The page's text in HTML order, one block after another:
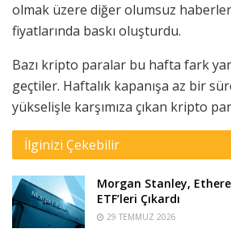
olmak üzere diğer olumsuz
fiyatlarında baskı oluşturdu.
Bazı kripto paralar bu hafta fark
geçtiler. Haftalık kapanışa az bir
yükselişle karşımıza çıkan kripto
İlginizi Çekebilir
Morgan Stanley,
ETF’leri Çıkardı
29 TEMMUZ 2026